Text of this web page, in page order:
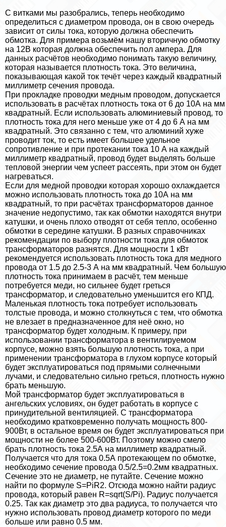
С витками мы разобрались, теперь необходимо
определиться с диаметром провода, он в свою очередь
зависит от силы тока, которую должна обеспечить
обмотка. Для примера возьмём нашу вторичную обмотку
на 12В которая должна обеспечить пол ампера. Для
данных расчётов необходимо понимать такую величину,
которая называется плотность тока. Это величина,
показывающая какой ток течёт через каждый квадратный
миллиметр сечения провода.
При прокладке проводки медным проводом, допускается
использовать в расчётах плотность тока от 6 до 10А на мм
квадратный. Если использовать алюминиевый провод, то
плотность тока для него меньше уже от 4 до 6 А на мм
квадратный. Это связанно с тем, что алюминий хуже
проводит ток, то есть имеет большее удельное
сопротивление и при протекании тока 10 А на каждый
миллиметр квадратный, провод будет выделять больше
тепловой энергии чем успеет рассеять, при этом он будет
нагреваться.
Если для медной проводки которая хорошо охлаждается
можно использовать плотность тока до 10А на мм
квадратный, то при расчётах трaнcформаторов данное
значение недопустимо, так как обмотки находятся внутри
катушки, и очень плохо отводят от себя тепло, особенно
обмотки в середине катушки. В разных справочниках
рекомендации по выбору плотности тока для обмоток
трaнcформаторов разнятся. Для мощности 1 кВт
рекомендуется использовать плотность тока для медного
провода от 1.5 до 2.5-3 А на мм квадратный. Чем большую
плотность тока принимаем в расчёт, тем меньше
потребуется меди, но сильнее будет греться
трaнcформатор, и следовательно уменьшится его КПД.
Маленькая плотность тока потребует использовать
толстые провода, и можно столкнуться с тем, что обмотка
не влезает в предназначенное для неё окно, но
трaнcформатор будет холодным. К примеру, при
использовании трaнcформатора в вентилируемом
корпусе, можно взять большую плотность тока, а при
применении трaнcформатора в глухом корпусе который
будет эксплуатироваться под прямыми солнечными
лучами, и следовательно сильно греться, плотность нужно
брать меньшую.
Мой трaнcформатор будет эксплуатироваться в
ангельских условиях, он будет работать в корпусе с
принудительной вентиляцией. С трaнcформатора
необходимо кратковременно получать мощность 800-
900Вт, в остальное время он будет эксплуатироваться при
мощности не более 500-600Вт. Поэтому можно смело
брать плотность тока 2.5А на миллиметр квадратный.
Получается что для тока 0.5А протекающем по обмотке,
необходимо сечение провода 0.5/2.5=0.2мм квадратных.
Сечение это не диаметр, не путайте. Сечение можно
найти по формуле S=PiR2. Отсюда можно найти радиус
провода, который равен R=sqrt(S/Pi). Радиус получается
0.25. Так как диаметр это два радиуса, то получается что
нужно использовать провод диаметр которого по меди
больше или равно 0.5 мм.